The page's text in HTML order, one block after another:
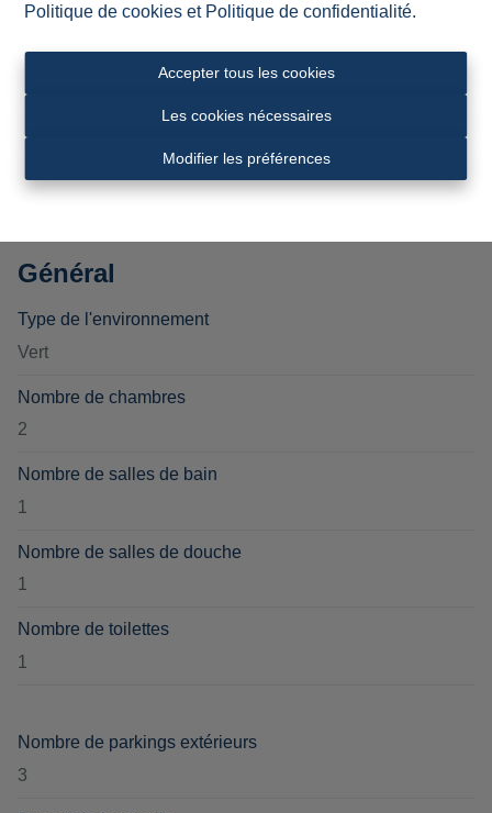
Politique de cookies et Politique de confidentialité.
Accepter tous les cookies
Les cookies nécessaires
Modifier les préférences
demande de visite.
Général
Type de l'environnement
Vert
Nombre de chambres
2
Nombre de salles de bain
1
Nombre de salles de douche
1
Nombre de toilettes
1
Nombre de parkings extérieurs
3